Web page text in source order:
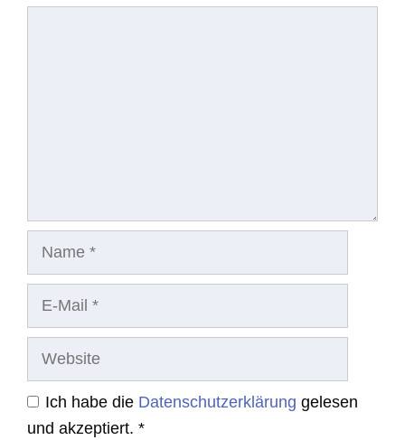
Ich habe die Datenschutzerklärung gelesen
und akzeptiert. *